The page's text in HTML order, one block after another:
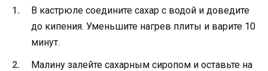
В кастрюле соедините сахар с водой и доведите
до кипения. Уменьшите нагрев плиты и варите 10
минут.
Малину залейте сахарным сиропом и оставьте на